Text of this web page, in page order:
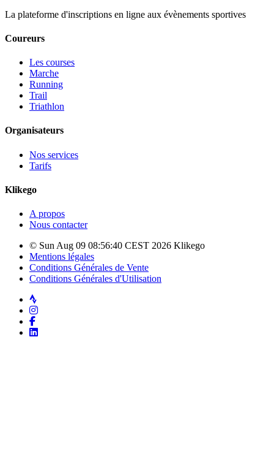
La plateforme d'inscriptions en ligne aux évènements sportives
Coureurs
Les courses
Marche
Running
Trail
Triathlon
Organisateurs
Nos services
Tarifs
Klikego
A propos
Nous contacter
© Sun Aug 09 08:56:40 CEST 2026 Klikego
Mentions légales
Conditions Générales de Vente
Conditions Générales d'Utilisation
Strava
Instagram
Facebook
LinkedIn